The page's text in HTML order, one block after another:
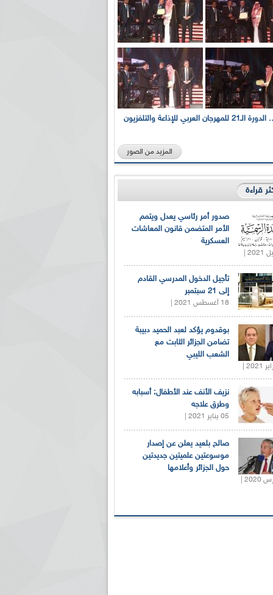
بالصور... الدورة الـ21 للمهرجان العربي للإذاعة والتلفزيون
المزيد من الصور
قراءة
صدور أمر رئاسي يعدل ويتمم
الأمر المتضمن قانون المعاشات
العسكرية
تأجيل الدخول المدرسي القادم
إلى 21 سبتمبر
18 أغسطس 2021 |
بوقدوم يؤكد لعبد الحميد دبيبة
تضامن الجزائر الثابت مع
الشعب الليبي
نزيف الأنف عند الأطفال: أسبابه
وطرق علاجه
05 يناير 2021 |
صالح بلعيد يعلن عن إصدار
موسوعتين علميتين جديدتين
حول الجزائر وأعلامها